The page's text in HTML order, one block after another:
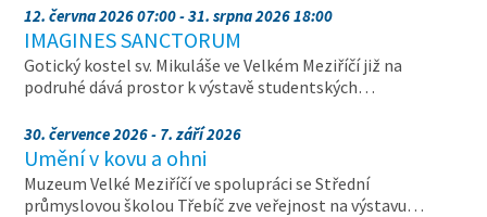
12. června 2026 07:00 - 31. srpna 2026 18:00
IMAGINES SANCTORUM
Gotický kostel sv. Mikuláše ve Velkém Meziříčí již na
podruhé dává prostor k výstavě studentských…
30. července 2026 - 7. září 2026
Umění v kovu a ohni
Muzeum Velké Meziříčí ve spolupráci se Střední
průmyslovou školou Třebíč zve veřejnost na výstavu…